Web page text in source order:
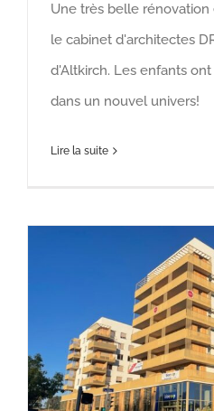
Une très belle
le cabinet d'architectes
d'Altkirch. Les enfants
dans un nouvel univers!
Lire la suite